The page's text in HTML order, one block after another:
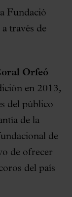
Fundació
través de
Orfeó
en 2013,
del público
de la
de
de ofrecer
del país